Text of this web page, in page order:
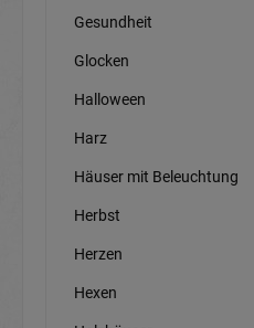
Gesundheit
Glocken
Halloween
Harz
Häuser mit Beleuchtung
Herbst
Herzen
Hexen